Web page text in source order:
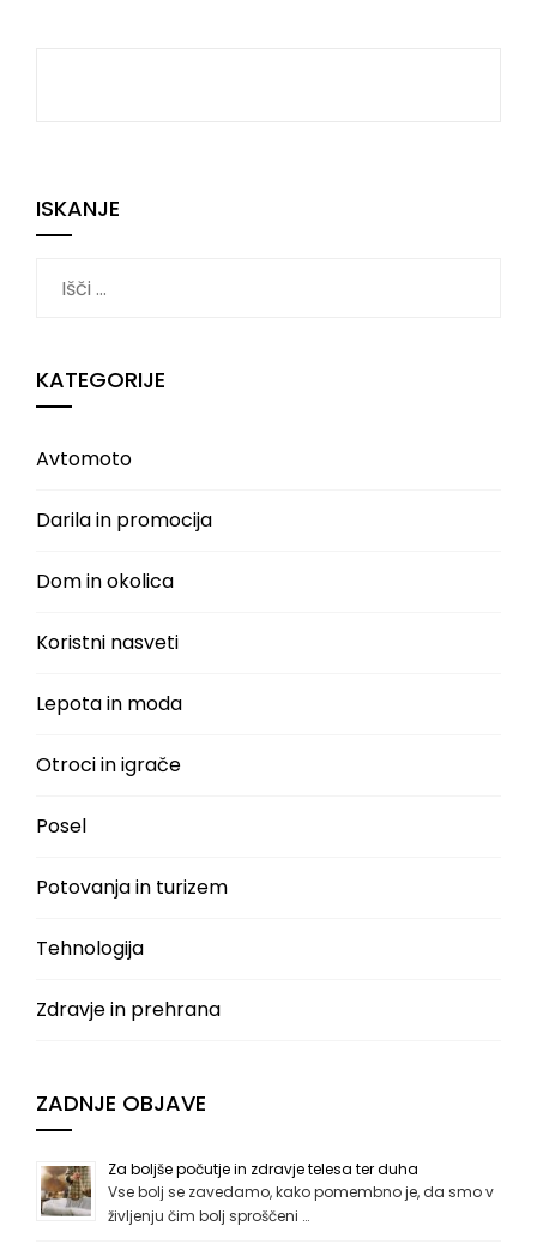
ISKANJE
KATEGORIJE
Avtomoto
Darila in promocija
Dom in okolica
Koristni nasveti
Lepota in moda
Otroci in igrače
Posel
Potovanja in turizem
Tehnologija
Zdravje in prehrana
ZADNJE OBJAVE
Za boljše počutje in zdravje telesa ter duha
Vse bolj se zavedamo, kako pomembno je, da smo v
življenju čim bolj sproščeni …